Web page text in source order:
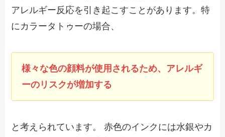
アレルギー反応を引き起こすことがあります。特
にカラータトゥーの場合、
様々な色の顔料が使用されるため、アレルギ
ーのリスクが増加する
と考えられています。 赤色のインクには水銀やカ